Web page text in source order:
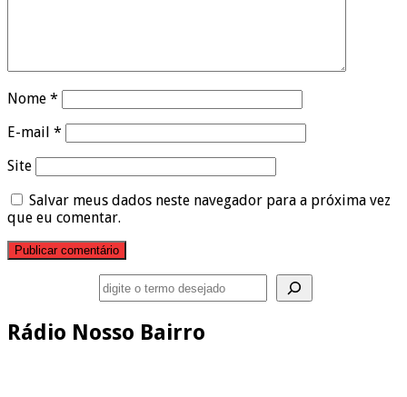
Nome *
E-mail *
Site
Salvar meus dados neste navegador para a próxima vez
que eu comentar.
Rádio Nosso Bairro